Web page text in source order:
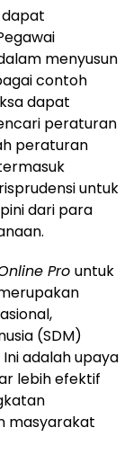
dapat
menyusun
contoh
dapat
peraturan
peraturan
untuk
dari para
Pro untuk
(SDM)
adalah upaya
lebih efektif
masyarakat